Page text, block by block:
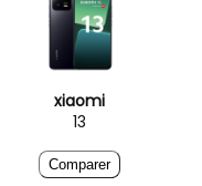
xiaomi
13
Comparer